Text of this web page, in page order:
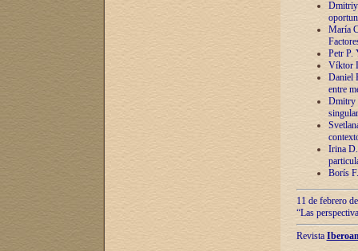
Dmitriy
María
Petr P.
Víktor
Daniel
entre
Dmitry
Irina
Borís
11 de febrero
“Las
Revista